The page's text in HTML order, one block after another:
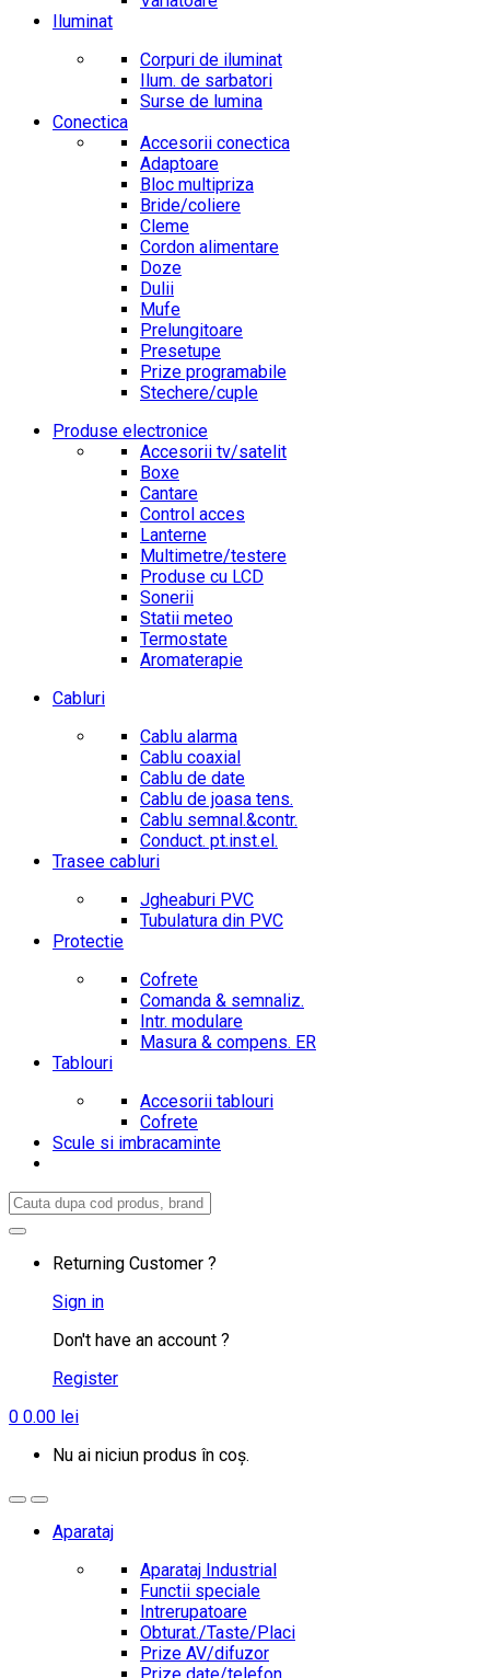
Iluminat
Corpuri de iluminat
Ilum. de sarbatori
Surse de lumina
Conectica
Accesorii conectica
Adaptoare
Bloc multipriza
Bride/coliere
Cleme
Cordon alimentare
Doze
Dulii
Mufe
Prelungitoare
Presetupe
Prize programabile
Stechere/cuple
Produse electronice
Accesorii tv/satelit
Boxe
Cantare
Control acces
Lanterne
Multimetre/testere
Produse cu LCD
Sonerii
Statii meteo
Termostate
Aromaterapie
Cabluri
Cablu alarma
Cablu coaxial
Cablu de date
Cablu de joasa tens.
Cablu semnal.&contr.
Conduct. pt.inst.el.
Trasee cabluri
Jgheaburi PVC
Tubulatura din PVC
Protectie
Cofrete
Comanda & semnaliz.
Intr. modulare
Masura & compens. ER
Tablouri
Accesorii tablouri
Cofrete
Scule si imbracaminte
Search
Returning Customer ?
Sign in
Don't have an account ?
Register
0 0.00 lei
Nu ai niciun produs în coș.
Aparataj
Aparataj Industrial
Functii speciale
Intrerupatoare
Obturat./Taste/Placi
Prize AV/difuzor